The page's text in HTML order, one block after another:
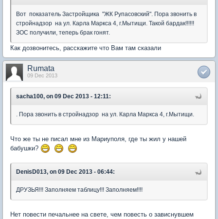
Вот показатель Застройщика "ЖК Рупасовский". Пора звонить в
стройнадзор на ул. Карла Маркса 4, г.Мытищи. Такой бардак!!!!!!
ЗОС получили, теперь брак гонят.
Как дозвонитесь, расскажите что Вам там сказали
Rumata
09 Dec 2013
sacha100, on 09 Dec 2013 - 12:11:
. Пора звонить в стройнадзор на ул. Карла Маркса 4, г.Мытищи.
Что же ты не писал мне из Мариуполя, где ты жил у нашей
бабушки?
DenisD013, on 09 Dec 2013 - 06:44:
ДРУЗЬЯ!!! Заполняем таблицу!!! Заполняем!!!!
Нет повести печальнее на свете, чем повесть о зависнувшем